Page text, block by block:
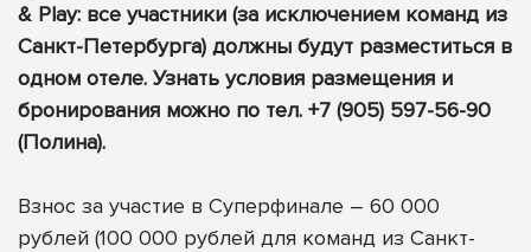
& Play: все участники (за исключением команд из
Санкт-Петербурга) должны будут разместиться в
одном отеле. Узнать условия размещения и
бронирования можно по тел. +7 (905) 597-56-90
(Полина).
Взнос за участие в Суперфинале – 60 000
рублей (100 000 рублей для команд из Санкт-